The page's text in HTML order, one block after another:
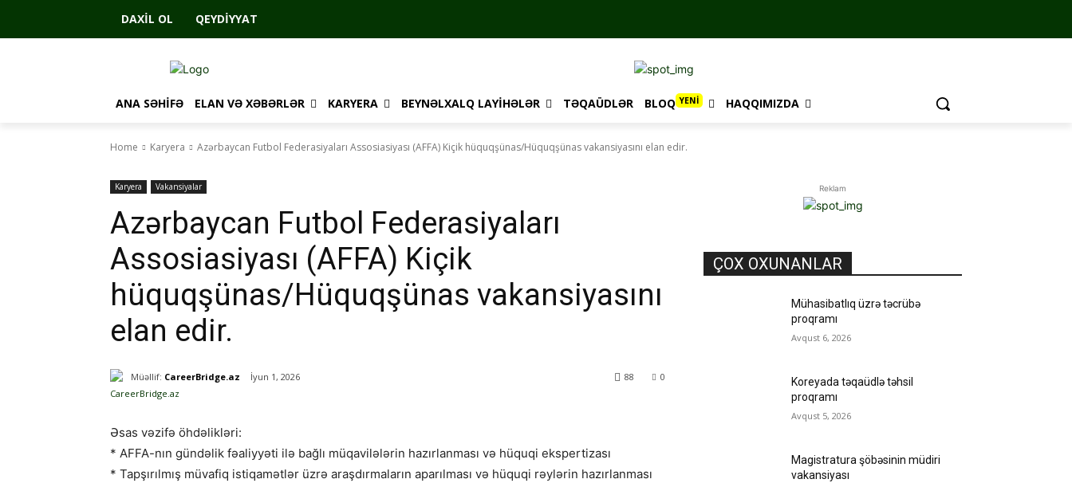
DAXIL OL QEYDIYYAT
ANA SƏHIFƏ ELAN VƏ XƏBƏRLƏR KARYERA BEYNƏLXALQ LAYIHƏLƏR TƏQAÜDLƏR BLOQ YENİ HAQQIMIZDA
Home Karyera Azərbaycan Futbol Federasiyaları Assosiasiyası (AFFA) Kiçik hüquqşünas/Hüquqşünas vakansiyasını elan edir.
Karyera Vakansiyalar
Azərbaycan Futbol Federasiyaları
Assosiasiyası (AFFA) Kiçik
hüquqşünas/Hüquqşünas vakansiyasını
elan edir.
Müəllif: CareerBridge.az İyun 1, 2026 0
88
Əsas vəzifə öhdəlikləri:
* AFFA-nın gündəlik fəaliyyəti ilə bağlı müqavilələrin hazırlanması və hüquqi ekspertizası
* Tapşırılmış müvafiq istiqamətlər üzrə araşdırmaların aparılması və hüquqi rəylərin hazırlanması
Reklam
ÇOX OXUNANLAR
Mühasibatlıq üzrə təcrübə
proqramı
Avqust 6, 2026
Koreyada təqaüdlə təhsil
proqramı
Avqust 5, 2026
Magistratura şöbəsinin müdiri
vakansiyası